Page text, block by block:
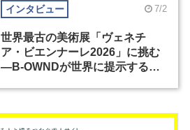
インタビュー 7/2
世界最古の美術展「ヴェネチ
ア・ビエンナーレ2026」に挑む
―B-OWNDが世界に提示する美